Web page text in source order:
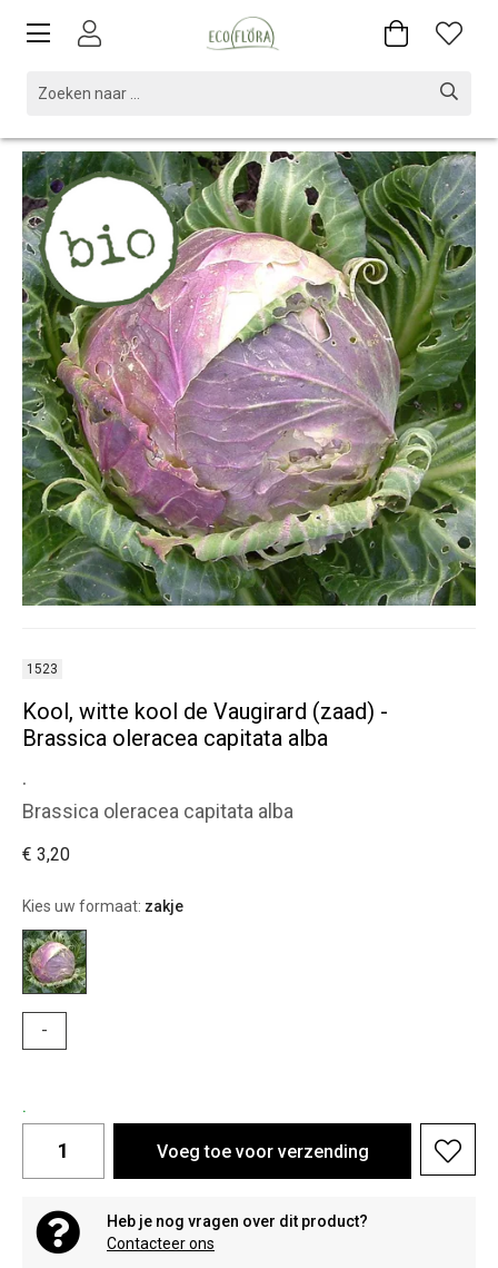
1523
Kool, witte kool de Vaugirard (zaad) -
Brassica oleracea capitata alba
.
Brassica oleracea capitata alba
€ 3,20
Kies uw formaat: zakje
-
.
Voeg toe voor verzending
Heb je nog vragen over dit product?
Contacteer ons